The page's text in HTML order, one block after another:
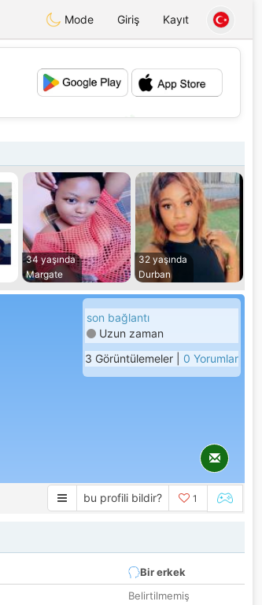
Mode Giriş Kayıt
34 yaşında
Margate
32 yaşında
Durban
son bağlantı
Uzun zaman
3 Görüntülemeler | 0 Yorumlar
bu profili bildir? 1
Bir erkek
Belirtilmemiş